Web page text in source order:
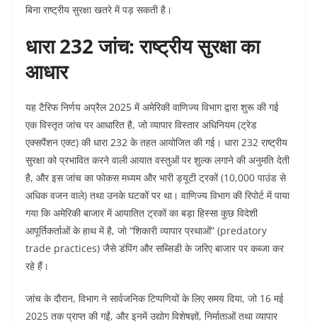
बिना राष्ट्रीय सुरक्षा खतरे में पड़ सकती है।
धारा 232 जांच: राष्ट्रीय सुरक्षा का
आधार
यह टैरिफ निर्णय अप्रैल 2025 में अमेरिकी वाणिज्य विभाग द्वारा शुरू की गई
एक विस्तृत जांच पर आधारित है, जो व्यापार विस्तार अधिनियम (ट्रेड
एक्सपैंशन एक्ट) की धारा 232 के तहत आयोजित की गई। धारा 232 राष्ट्रीय
सुरक्षा को प्रभावित करने वाली आयात वस्तुओं पर शुल्क लगाने की अनुमति देती
है, और इस जांच का फोकस मध्यम और भारी ड्यूटी ट्रकों (10,000 पाउंड से
अधिक वजन वाले) तथा उनके घटकों पर था। वाणिज्य विभाग की रिपोर्ट में पाया
गया कि अमेरिकी बाजार में आयातित ट्रकों का बड़ा हिस्सा कुछ विदेशी
आपूर्तिकर्ताओं के हाथ में है, जो “शिकारी व्यापार प्रथाओं” (predatory
trade practices) जैसे डंपिंग और सब्सिडी के जरिए बाजार पर कब्जा कर
रहे हैं।
जांच के दौरान, विभाग ने सार्वजनिक टिप्पणियों के लिए समय दिया, जो 16 मई
2025 तक प्राप्त की गईं, और इनमें उद्योग विशेषज्ञों, निर्माताओं तथा व्यापार